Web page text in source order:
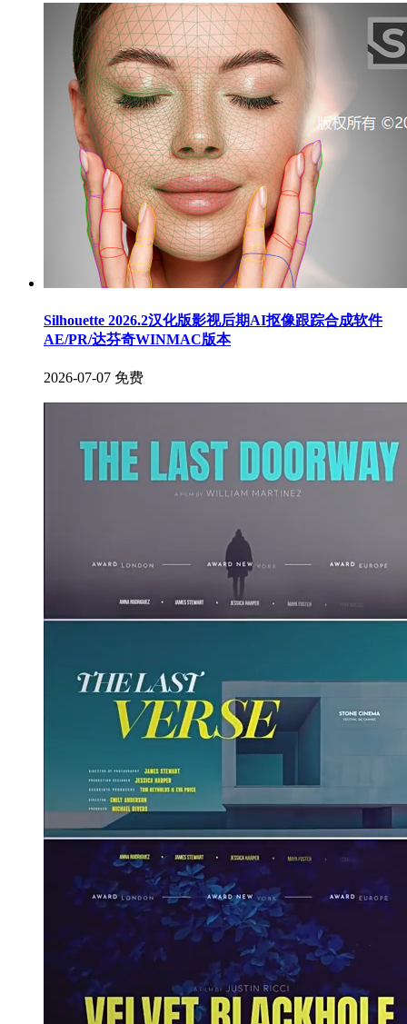
Silhouette 2026.2汉化版影视后期AI抠像跟踪合成软件
AE/PR/达芬奇WINMAC版本
2026-07-07 免费